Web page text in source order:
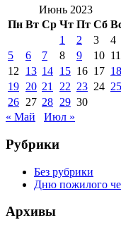
Июнь 2023
Пн Вт Ср Чт Пт Сб
1
2 3
4
5
6 7 8 9 10 11
12
13 14 15 16 17 18
19 20 21 22 23 24 25
26 27 28 29 30
« Май
Июл »
Рубрики
Без рубрики
Дню пожилого
Архивы